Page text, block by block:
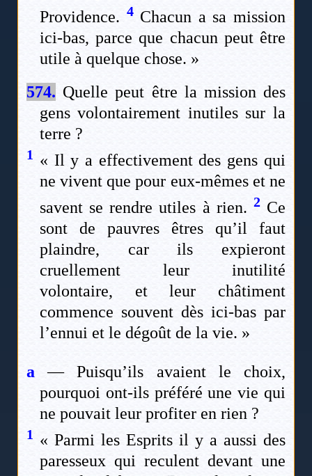
Providence. 4Chacun a sa mission
ici-bas, parce que chacun peut être
utile à quelque chose. »
574. Quelle peut être la mission des
gens volontairement inutiles sur la
terre ?
1 « Il y a effectivement des gens qui
ne vivent que pour eux-mêmes et ne
savent se rendre utiles à rien. 2Ce
sont de pauvres êtres qu’il faut
plaindre, car ils expieront
cruellement leur inutilité
volontaire, et leur châtiment
commence souvent dès ici-bas par
l’ennui et le dégoût de la vie. »
a — Puisqu’ils avaient le choix,
pourquoi ont-ils préféré une vie qui
ne pouvait leur profiter en rien ?
1 « Parmi les Esprits il y a aussi des
paresseux qui reculent devant une